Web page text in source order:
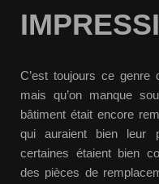
C’est toujours ce
mais qu’on manque
bâtiment était encore
qui auraient bien leur
certaines étaient bien
des pièces de